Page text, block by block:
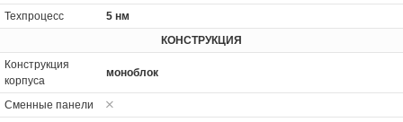
Техпроцесс
5 нм
КОНСТРУКЦИЯ
Конструкция
корпуса
моноблок
Сменные панели